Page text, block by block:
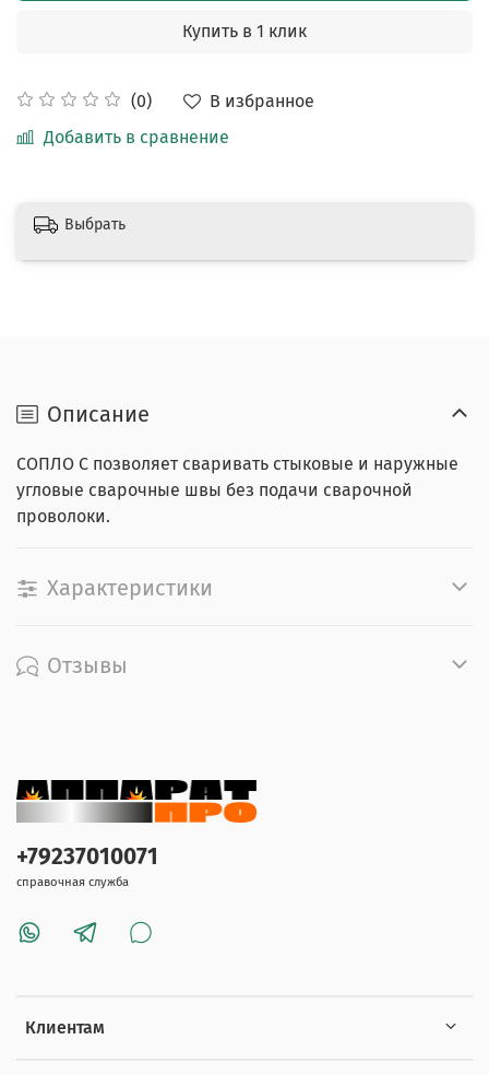
(0)
В избранное
Добавить в сравнение
Купить в 1 клик
Выбрать
Описание
СОПЛО C позволяет сваривать стыковые и наружные
угловые сварочные швы без подачи сварочной
проволоки.
Характеристики
Отзывы
Клиентам
+79237010071
справочная служба